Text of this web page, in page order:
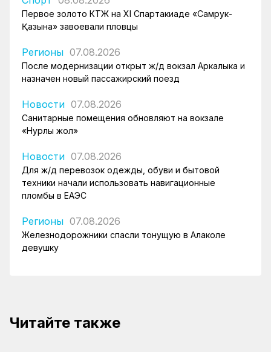
Первое золото КТЖ на XI Спартакиаде «Самрук-
Қазына» завоевали пловцы
Регионы 07.08.2026
После модернизации открыт ж/д вокзал Аркалыка и
назначен новый пассажирский поезд
Новости 07.08.2026
Санитарные помещения обновляют на вокзале
«Нурлы жол»
Новости 07.08.2026
Для ж/д перевозок одежды, обуви и бытовой
техники начали использовать навигационные
пломбы в ЕАЭС
Регионы 07.08.2026
Железнодорожники спасли тонущую в Алаколе
девушку
Читайте также